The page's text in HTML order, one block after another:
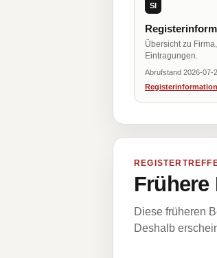
SI
Übersicht zu
Eintragungen.
Abrufstand 2026-07-
Frühere
Diese früheren
Deshalb